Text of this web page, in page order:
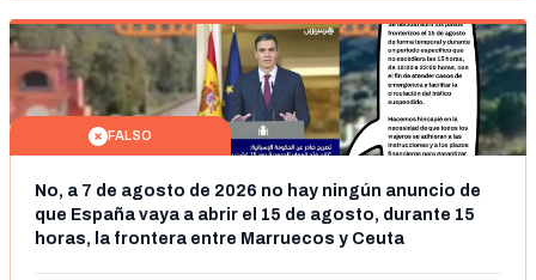
FALSO
No, a 7 de agosto de 2026 no hay ningún anuncio de
que España vaya a abrir el 15 de agosto, durante 15
horas, la frontera entre Marruecos y Ceuta